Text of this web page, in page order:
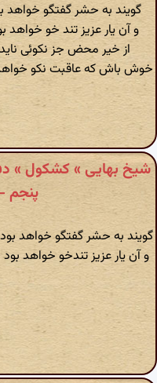
گویند به حشر گفتگو خواهد
و آن یار عزیز تند خو خواهد
از خیر محض جز نکوئی ناید
خوش باش که عاقبت نکو
شیخ بهایی » کشکول »
گویند به حشر گفتگو خواهد بود
و آن یار عزیز تندخو خواهد بود